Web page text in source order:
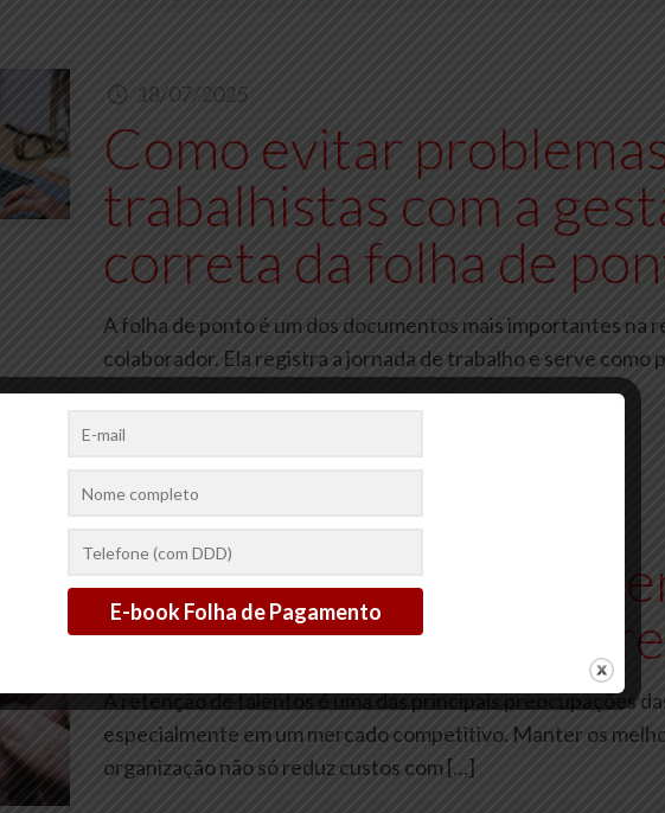
18/07/2025
Como evitar
trabalhistas com a
correta da folha de
A folha de ponto é um dos documentos mais importantes na
colaborador. Ela registra a jornada de trabalho e serve como
Como Melhorar a
Talentos em Sua
A retenção de talentos é uma das principais preocupações
especialmente em um mercado competitivo. Manter os
organização não só reduz custos com[…]